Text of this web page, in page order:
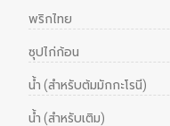
พริกไทย
ซุปไก่ก้อน
น้ำ (สำหรับต้มมักกะโรนี)
น้ำ (สำหรับเติม)